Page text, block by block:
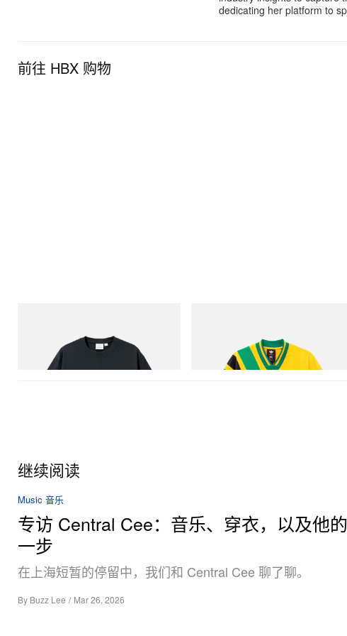
dedicating her platform to
前往 HBX 购物
继续阅读
Music 音乐
专访 Central Cee：音乐、穿衣，以及他
一步
在上海短暂的停留中，我们和 Central Cee 聊了聊。
By Buzz Lee / Mar 26, 2026